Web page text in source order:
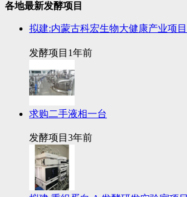
各地最新发酵项目
拟建:内蒙古科宏生物大健康产业项目
发酵项目 1年前
求购二手液相一台
发酵项目 3年前